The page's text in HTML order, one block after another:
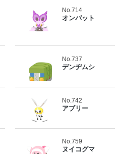
No.714
オンバット
No.737
デンヂムシ
No.742
アブリー
No.759
ヌイコグマ